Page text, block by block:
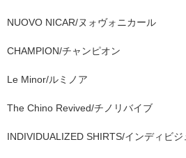
NUOVO NICAR/ヌォヴォニカール
CHAMPION/チャンピオン
Le Minor/ルミノア
The Chino Revived/チノリバイブ
INDIVIDUALIZED SHIRTS/インディビ